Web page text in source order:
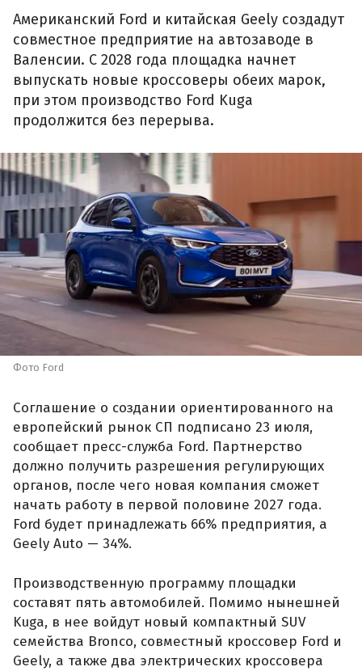
Американский Ford и китайская Geely создадут
совместное предприятие на автозаводе в
Валенсии. С 2028 года площадка начнет
выпускать новые кроссоверы обеих марок,
при этом производство Ford Kuga
продолжится без перерыва.
Фото Ford
Соглашение о создании ориентированного на
европейский рынок СП подписано 23 июля,
сообщает пресс-служба Ford. Партнерство
должно получить разрешения регулирующих
органов, после чего новая компания сможет
начать работу в первой половине 2027 года.
Ford будет принадлежать 66% предприятия, а
Geely Auto — 34%.
Производственную программу площадки
составят пять автомобилей. Помимо нынешней
Kuga, в нее войдут новый компактный SUV
семейства Bronco, совместный кроссовер Ford и
Geely, а также два электрических кроссовера